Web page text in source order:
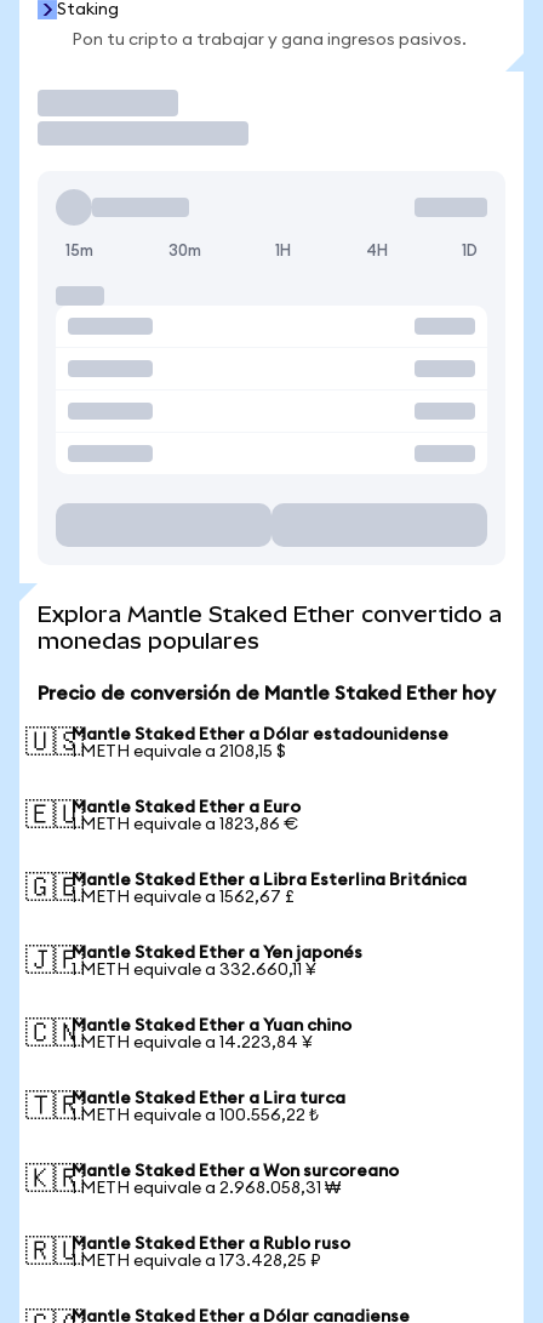
Staking
Pon tu cripto a trabajar y gana ingresos pasivos.
15m 30m 1H 4H 1D
Explora Mantle Staked Ether convertido a
monedas populares
Precio de conversión de Mantle Staked Ether hoy
🇺🇸Mantle Staked Ether a Dólar estadounidense
1 METH equivale a 2108,15 $
🇪🇺Mantle Staked Ether a Euro
1 METH equivale a 1823,86 €
🇬🇧Mantle Staked Ether a Libra Esterlina Británica
1 METH equivale a 1562,67 £
🇯🇵Mantle Staked Ether a Yen japonés
1 METH equivale a 332.660,11 ¥
🇨🇳Mantle Staked Ether a Yuan chino
1 METH equivale a 14.223,84 ¥
🇹🇷Mantle Staked Ether a Lira turca
1 METH equivale a 100.556,22 ₺
🇰🇷Mantle Staked Ether a Won surcoreano
1 METH equivale a 2.968.058,31 ₩
🇷🇺Mantle Staked Ether a Rublo ruso
1 METH equivale a 173.428,25 ₽
Mantle Staked Ether a Dólar canadiense